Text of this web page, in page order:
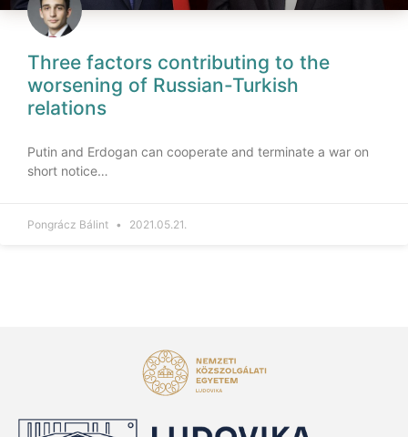
Three factors contributing to the
worsening of Russian-Turkish
relations
Putin and Erdogan can cooperate and terminate a war on
short notice…
Pongrácz Bálint 2021.05.21.